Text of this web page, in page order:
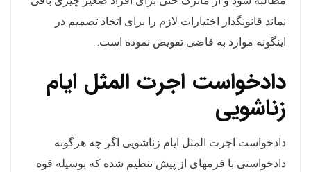
نماند قانونگذار اختیارات لازم را برای اتخاذ تصمیم در
اینگونه موارد به قاضی تفویض نموده است.
دادخواست اجرت المثل ایام
زناشویی
دادخواست اجرت المثل ایام زناشویی اگر چه هرگونه
دادخواستی با فرمهای از پیش تنظیم شده که بوسیله قوه